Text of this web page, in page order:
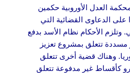
العدل الأوروبية حكمين
الدعاوى القضائية التي
وتلزم الأحكام نظام الأسد بدفع
مسددة تتعلق بمشروع تعزيز
وهناك قضية أخرى تتعلق
652 ألف يورو كأقساط غير مدفوعة تتعلق